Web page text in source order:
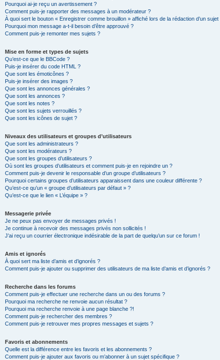
Pourquoi ai-je reçu un avertissement ?
Comment puis-je rapporter des messages à un modérateur ?
À quoi sert le bouton « Enregistrer comme brouillon » affiché lors de la rédaction d’un sujet
Pourquoi mon message a-t-il besoin d’être approuvé ?
Comment puis-je remonter mes sujets ?
Mise en forme et types de sujets
Qu’est-ce que le BBCode ?
Puis-je insérer du code HTML ?
Que sont les émoticônes ?
Puis-je insérer des images ?
Que sont les annonces générales ?
Que sont les annonces ?
Que sont les notes ?
Que sont les sujets verrouillés ?
Que sont les icônes de sujet ?
Niveaux des utilisateurs et groupes d’utilisateurs
Que sont les administrateurs ?
Que sont les modérateurs ?
Que sont les groupes d’utilisateurs ?
Où sont les groupes d’utilisateurs et comment puis-je en rejoindre un ?
Comment puis-je devenir le responsable d’un groupe d’utilisateurs ?
Pourquoi certains groupes d’utilisateurs apparaissent dans une couleur différente ?
Qu’est-ce qu’un « groupe d’utilisateurs par défaut » ?
Qu’est-ce que le lien « L’équipe » ?
Messagerie privée
Je ne peux pas envoyer de messages privés !
Je continue à recevoir des messages privés non sollicités !
J’ai reçu un courrier électronique indésirable de la part de quelqu’un sur ce forum !
Amis et ignorés
À quoi sert ma liste d’amis et d’ignorés ?
Comment puis-je ajouter ou supprimer des utilisateurs de ma liste d’amis et d’ignorés ?
Recherche dans les forums
Comment puis-je effectuer une recherche dans un ou des forums ?
Pourquoi ma recherche ne renvoie aucun résultat ?
Pourquoi ma recherche renvoie à une page blanche ?!
Comment puis-je rechercher des membres ?
Comment puis-je retrouver mes propres messages et sujets ?
Favoris et abonnements
Quelle est la différence entre les favoris et les abonnements ?
Comment puis-je ajouter aux favoris ou m’abonner à un sujet spécifique ?